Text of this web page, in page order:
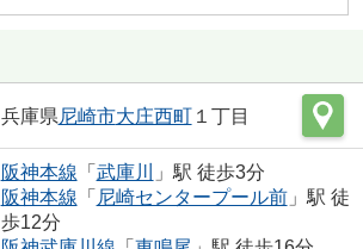
兵庫県尼崎市大庄西町１丁目
阪神本線 「 武庫川
」駅 徒歩3分
阪神本線 「 尼崎センタープール前」駅 徒
歩12分